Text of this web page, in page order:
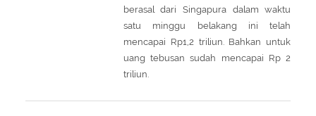
berasal dari Singapura dalam waktu
satu minggu belakang ini telah
mencapai Rp1,2 triliun. Bahkan untuk
uang tebusan sudah mencapai Rp 2
triliun.